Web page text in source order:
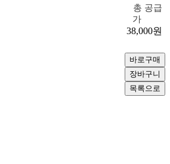
총 공급
가
38,000원